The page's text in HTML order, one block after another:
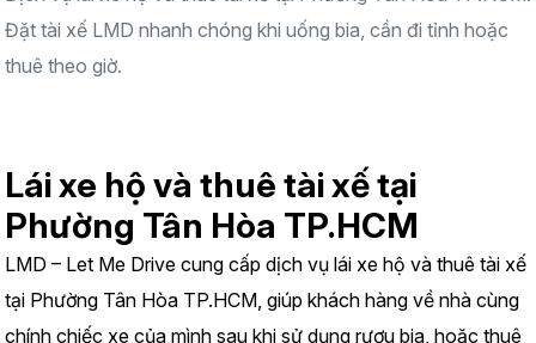
Đặt tài xế LMD nhanh chóng khi uống bia, cần đi tỉnh hoặc
thuê theo giờ.
Lái xe hộ và thuê tài xế tại
Phường Tân Hòa TP.HCM
LMD – Let Me Drive cung cấp dịch vụ lái xe hộ và thuê tài xế
tại Phường Tân Hòa TP.HCM, giúp khách hàng về nhà cùng
chính chiếc xe của mình sau khi sử dụng rượu bia, hoặc thuê